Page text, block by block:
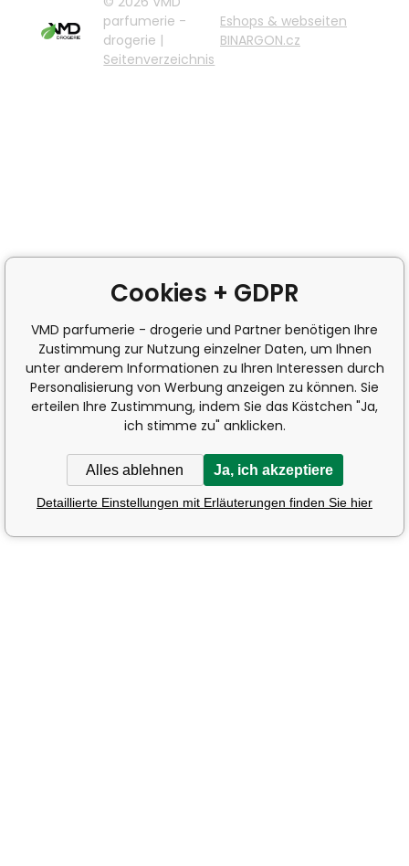
parfumerie -
drogerie |
Seitenverzeichnis
Eshops & webseiten
BINARGON.cz
Cookies + GDPR
VMD parfumerie - drogerie und Partner benötigen Ihre
Zustimmung zur Nutzung einzelner Daten, um Ihnen
unter anderem Informationen zu Ihren Interessen durch
Personalisierung von Werbung anzeigen zu können. Sie
erteilen Ihre Zustimmung, indem Sie das Kästchen "Ja,
ich stimme zu" anklicken.
Alles ablehnen Ja, ich akzeptiere
Detaillierte Einstellungen mit Erläuterungen finden Sie hier